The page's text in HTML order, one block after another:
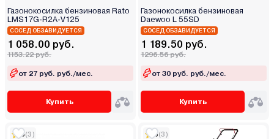
Газонокосилка бензиновая Rato
LMS17G-R2A-V125
СОСЕД ОБЗАВИДУЕТСЯ
1 058.00 руб.
1153.22 руб.
от 27 руб. руб./мес.
Купить
Газонокосилка бензиновая
Daewoo L 55SD
СОСЕД ОБЗАВИДУЕТСЯ
1 189.50 руб.
1296.56 руб.
от 30 руб. руб./мес.
Купить
5(3) 5(3)